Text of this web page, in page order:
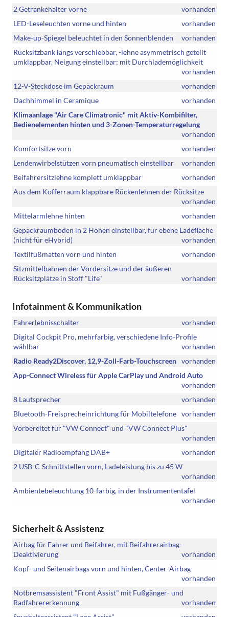
2 Getränkehalter vorne
vorhanden
LED-Leseleuchten vorne und hinten
vorhanden
Make-up-Spiegel beleuchtet in den Sonnenblenden
vorhanden
Rücksitzbank längs verschiebbar, -lehne asymmetrisch geteilt
umklappbar, Neigung einstellbar; mit Durchlademöglichkeit
vorhanden
12-V-Steckdose im Gepäckraum
vorhanden
Dachhimmel in Ceramique
vorhanden
Klimaanlage "Air Care Climatronic" mit Aktiv-Kombifilter,
Bedienelementen hinten und 3-Zonen-Temperaturregelung
vorhanden
Komfortsitze vorn
vorhanden
Lendenwirbelstützen vorn pneumatisch einstellbar
vorhanden
Beifahrersitzlehne komplett umklappbar
vorhanden
Aus dem Kofferraum klappbare Rückenlehnen der Rücksitze
vorhanden
Mittelarmlehne hinten
vorhanden
Gepäckraumboden in 2 Höhen einstellbar, für ebene Ladefläche
(nicht für eHybrid)
vorhanden
Textilfußmatten vorn und hinten
vorhanden
Sitzmittelbahnen der Vordersitze und der äußeren
Rücksitzplätze in Stoff "Life"
vorhanden
Infotainment & Kommunikation
Fahrerlebnisschalter
vorhanden
Digital Cockpit Pro, mehrfarbig, verschiedene Info-Profile
wählbar
vorhanden
Radio Ready2Discover, 12,9-Zoll-Farb-Touchscreen vorhanden
App-Connect Wireless für Apple CarPlay und Android Auto
vorhanden
8 Lautsprecher
vorhanden
Bluetooth-Freisprecheinrichtung für Mobiltelefone vorhanden
Vorbereitet für "VW Connect" und "VW Connect Plus"
vorhanden
Digitaler Radioempfang DAB+
vorhanden
2 USB-C-Schnittstellen vorn, Ladeleistung bis zu 45 W
vorhanden
Ambientebeleuchtung 10-farbig, in der Instrumententafel
vorhanden
Sicherheit & Assistenz
Airbag für Fahrer und Beifahrer, mit Beifahrerairbag-
Deaktivierung
vorhanden
Kopf- und Seitenairbags vorn und hinten, Center-Airbag
vorhanden
Notbremsassistent "Front Assist" mit Fußgänger- und
Radfahrererkennung
vorhanden